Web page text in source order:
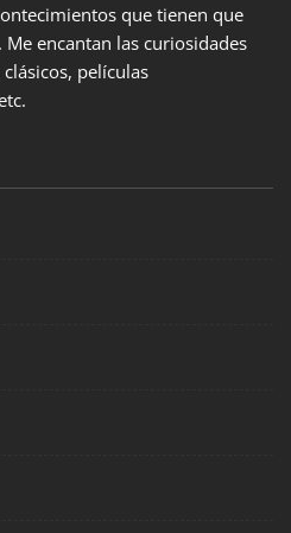
que tienen que
encantan las curiosidades
películas